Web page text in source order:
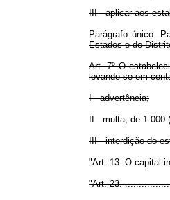
III - aplicar aos
Parágrafo único.
Estados e do
Art. 7º O
levando-se em
I - advertência;
II - multa, de 1.000
III - interdição do
"Art. 13. O capital
"Art. 23.